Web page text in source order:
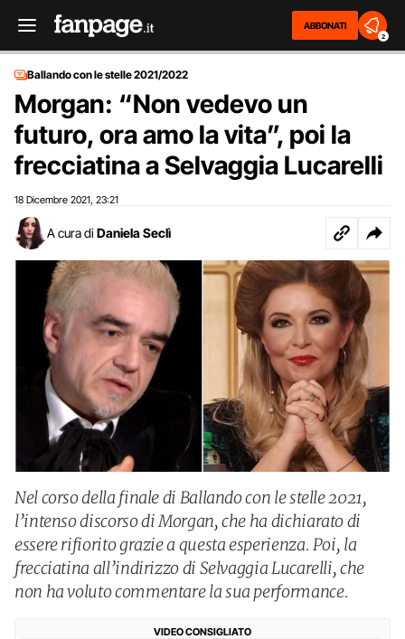
ABBONATI
2
Ballando con le stelle 2021/2022
Morgan: “Non vedevo un
futuro, ora amo la vita”, poi la
frecciatina a Selvaggia Lucarelli
18 Dicembre 2021 23:21
A cura di Daniela Seclì
Nel corso della finale di Ballando con le stelle 2021,
l’intenso discorso di Morgan, che ha dichiarato di
essere rifiorito grazie a questa esperienza. Poi, la
frecciatina all’indirizzo di Selvaggia Lucarelli, che
non ha voluto commentare la sua performance.
VIDEO CONSIGLIATO